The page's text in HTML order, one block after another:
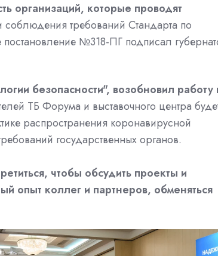
организаций, которые проводят
соблюдения требований Стандарта по
№318-ПГ подписал
безопасности", возобновил работу
ТБ Форума и выставочного центра
распространения коронавирусной
государственных органов.
чтобы обсудить проекты и
опыт коллег и партнеров, обменяться